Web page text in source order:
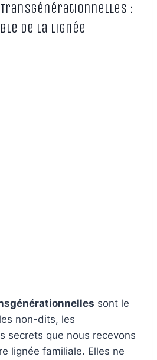
Transgénérationnelles :
de la Lignée
sont le
non-dits, les
secrets que nous recevons
lignée familiale. Elles ne